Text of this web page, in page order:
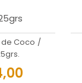
Coco /